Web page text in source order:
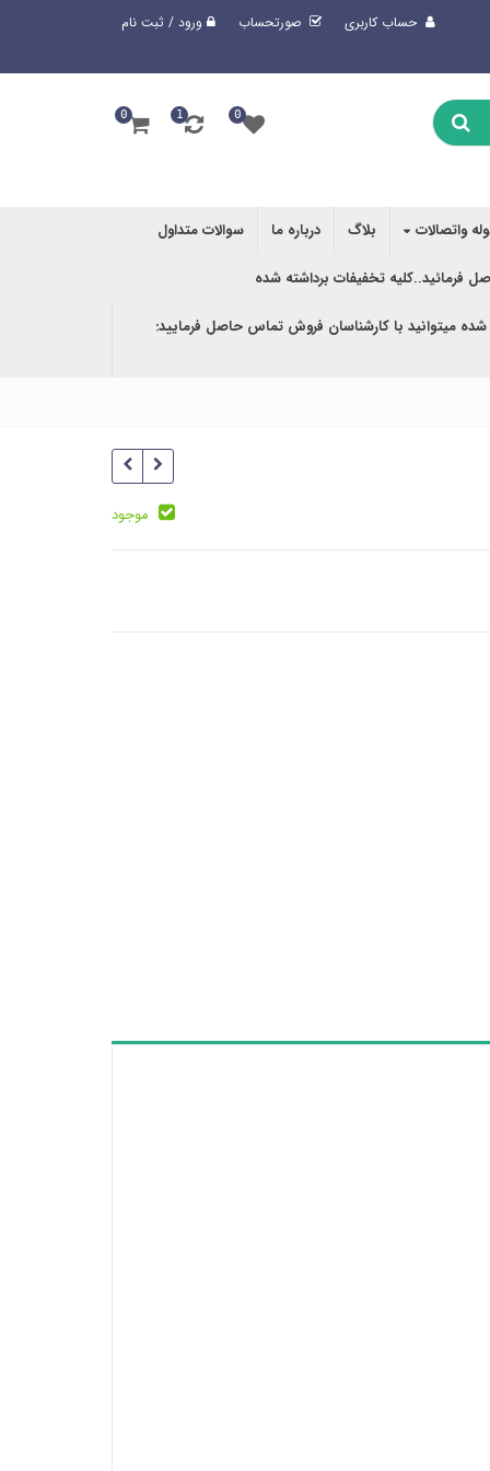
حساب کاربری صورتحساب ورود / ثبت نام
0
1
0
واتصالات بلاگ درباره ما سوالات متداول
فرمائید..کلیه تخفیفات برداشته شده
میتوانید با کارشناسان فروش تماس حاصل فرمایید:
موجود